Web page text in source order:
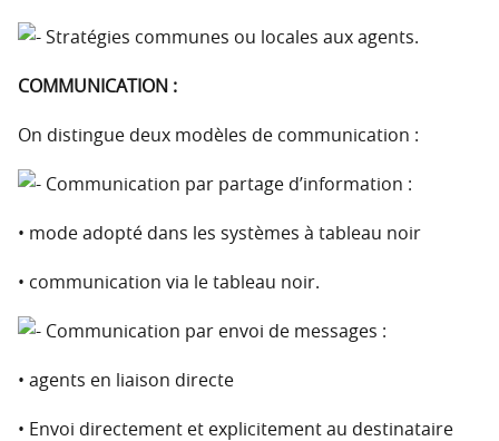
Stratégies communes ou locales aux agents.
COMMUNICATION :
On distingue deux modèles de communication :
Communication par partage d’information :
• mode adopté dans les systèmes à tableau noir
• communication via le tableau noir.
Communication par envoi de messages :
• agents en liaison directe
• Envoi directement et explicitement au destinataire